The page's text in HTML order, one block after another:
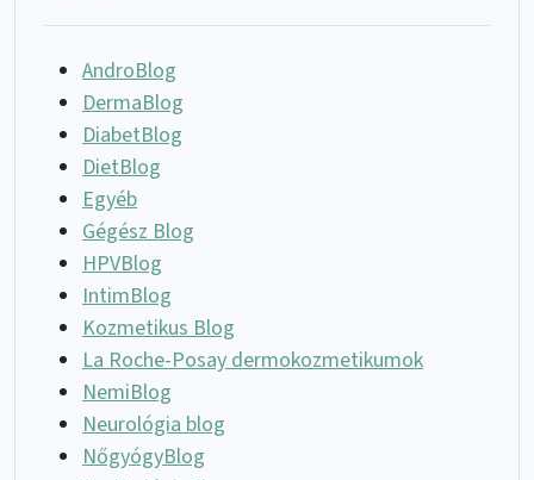
AndroBlog
DermaBlog
DiabetBlog
DietBlog
Egyéb
Gégész Blog
HPVBlog
IntimBlog
Kozmetikus Blog
La Roche-Posay dermokozmetikumok
NemiBlog
Neurológia blog
NőgyógyBlog